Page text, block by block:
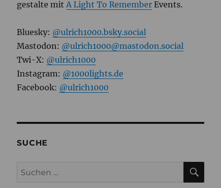
gestalte mitA Light To Remember Events.
Bluesky: @ulrich1000.bsky.social
Mastodon: @ulrich1000@mastodon.social
Twi-X: @ulrich1000
Instagram: @1000lights.de
Facebook: @ulrich1000
SUCHE
Suchen
nach: